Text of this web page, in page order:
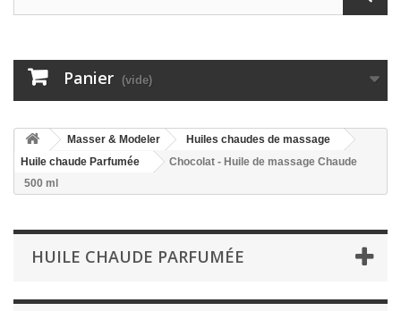
Panier (vide)
Masser & Modeler
Huiles chaudes de massage
Huile chaude Parfumée
Chocolat - Huile de massage Chaude
500 ml
HUILE CHAUDE PARFUMÉE